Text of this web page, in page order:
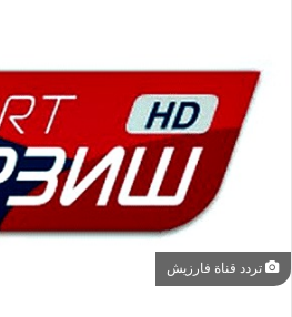
تردد قناة فارزيش